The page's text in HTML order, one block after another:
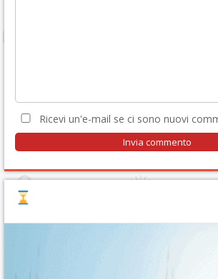
Ricevi un'e-mail se ci sono nuovi